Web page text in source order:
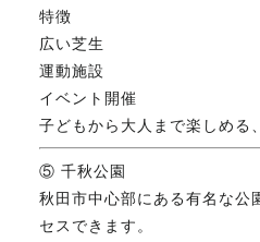
特徴
広い芝生
運動施設
イベント開催
子どもから大人まで楽しめる
⑤ 千秋公園
秋田市中心部にある有名な公
セスできます。